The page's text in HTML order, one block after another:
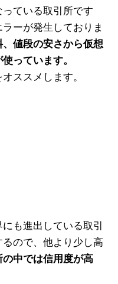
ている取引所です
ーが発生しておりま
値段の安さから仮想
っています。
ススメします。
も進出している取引
ので、他より少し高
中では信用度が高